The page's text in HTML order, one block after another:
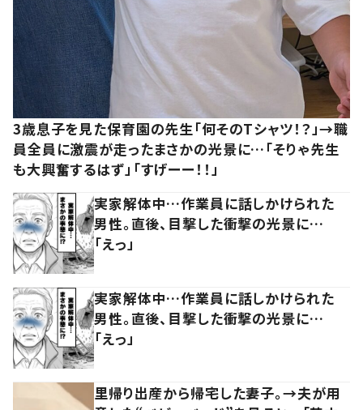
3歳息子を見た保育園の先生「何そのTシャツ！？」→職
員全員に激震が走ったまさかの光景に…「そりゃ先生
も大興奮するはず」「すげーー！！」
実家解体中…作業員に話しかけられた
男性。直後、目撃した衝撃の光景に…
「えっ」
実家解体中…作業員に話しかけられた
男性。直後、目撃した衝撃の光景に…
「えっ」
里帰り出産から帰宅した妻子。→夫が用